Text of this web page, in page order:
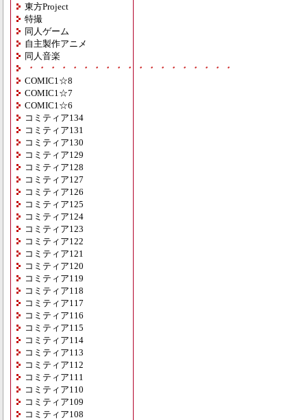
東方Project
特撮
同人ゲーム
自主製作アニメ
同人音楽
・・・・・・・・・・・・・・・・・・・
COMIC1☆8
COMIC1☆7
COMIC1☆6
コミティア134
コミティア131
コミティア130
コミティア129
コミティア128
コミティア127
コミティア126
コミティア125
コミティア124
コミティア123
コミティア122
コミティア121
コミティア120
コミティア119
コミティア118
コミティア117
コミティア116
コミティア115
コミティア114
コミティア113
コミティア112
コミティア111
コミティア110
コミティア109
コミティア108